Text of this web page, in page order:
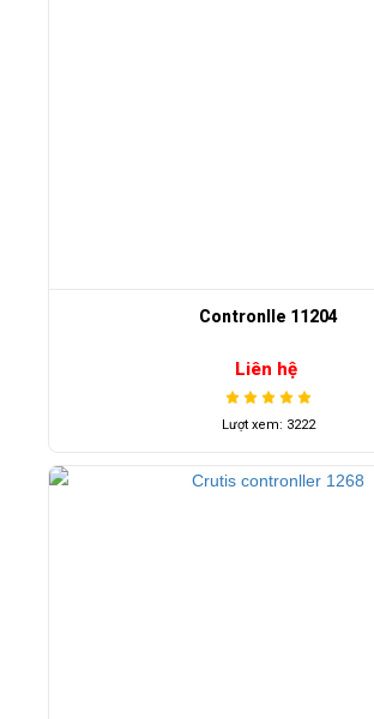
Contronlle 11204
Liên hệ
Lượt xem: 3222